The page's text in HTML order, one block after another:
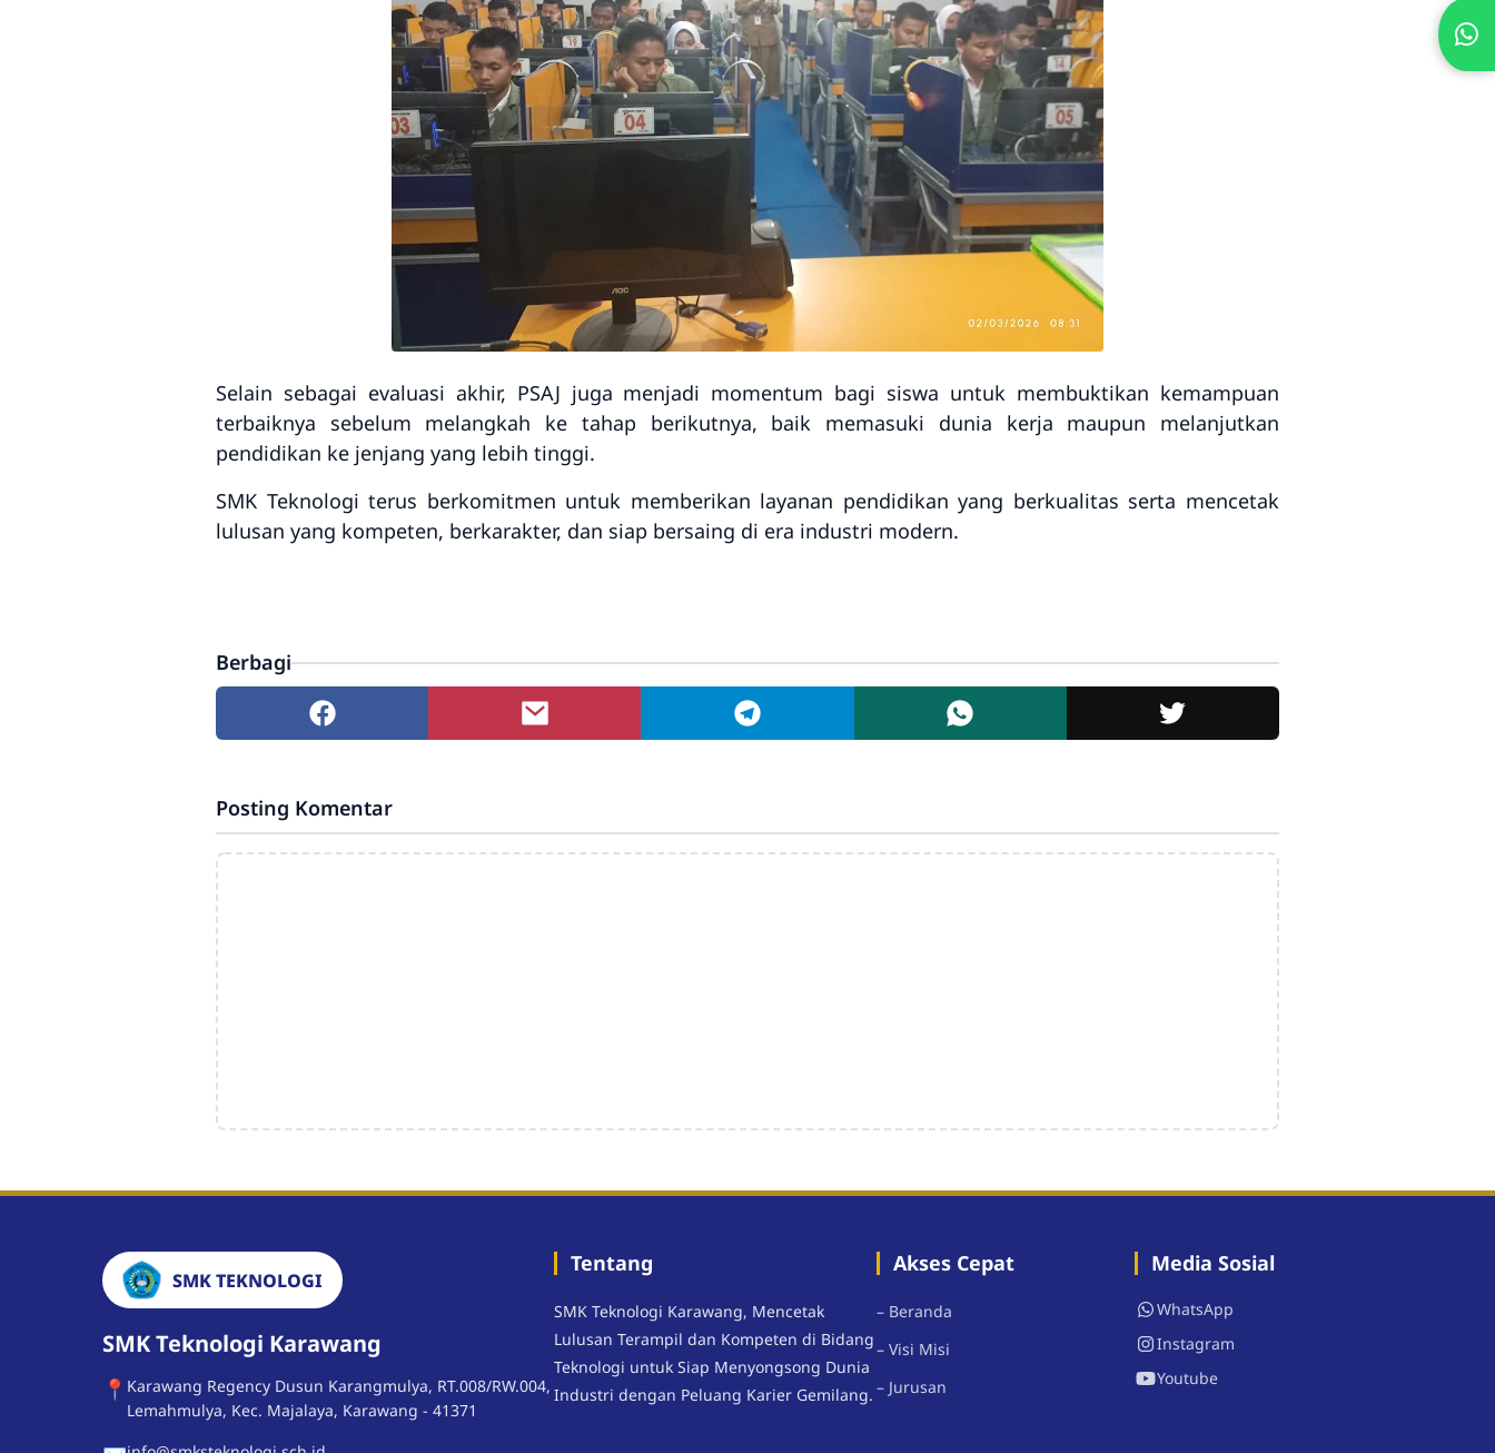
Selain sebagai evaluasi akhir, PSAJ juga menjadi momentum bagi siswa untuk membuktikan kemampuan
terbaiknya sebelum melangkah ke tahap berikutnya, baik memasuki dunia kerja maupun melanjutkan
pendidikan ke jenjang yang lebih tinggi.
SMK Teknologi terus berkomitmen untuk memberikan layanan pendidikan yang berkualitas serta mencetak
lulusan yang kompeten, berkarakter, dan siap bersaing di era industri modern.
Berbagi
Posting Komentar
SMK TEKNOLOGI
SMK Teknologi Karawang
📍 Karawang Regency Dusun Karangmulya, RT.008/RW.004,
Lemahmulya, Kec. Majalaya, Karawang - 41371
Tentang
SMK Teknologi Karawang, Mencetak
Lulusan Terampil dan Kompeten di Bidang
Teknologi untuk Siap Menyongsong Dunia
Industri dengan Peluang Karier Gemilang.
Akses Cepat
– Beranda
– Visi Misi
– Jurusan
Media Sosial
WhatsApp
Instagram
Youtube